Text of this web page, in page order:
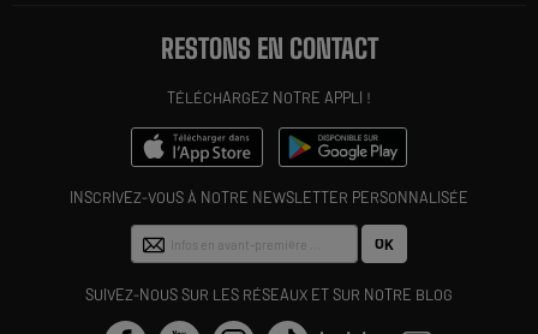
RESTONS EN CONTACT
TÉLÉCHARGEZ NOTRE APPLI !
INSCRIVEZ-VOUS À NOTRE NEWSLETTER PERSONNALISÉE
OK
SUIVEZ-NOUS SUR LES RÉSEAUX ET SUR NOTRE BLOG